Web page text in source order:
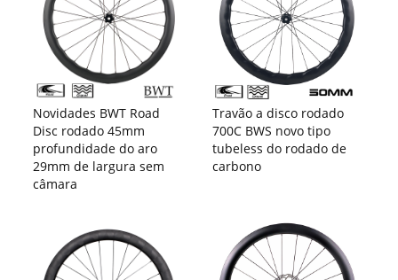
Novidades BWT Road
Disc rodado 45mm
profundidade do aro
29mm de largura sem
câmara
Travão a disco rodado
700C BWS novo tipo
tubeless do rodado de
carbono